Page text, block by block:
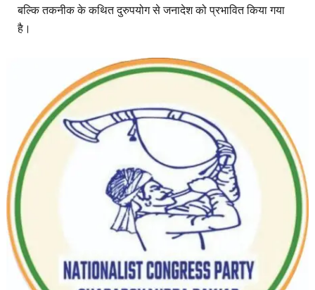
बल्कि तकनीक के कथित दुरुपयोग से जनादेश को प्रभावित किया गया
है।